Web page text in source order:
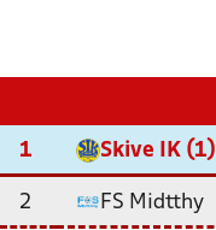
1 Skive IK (1)
2 FS Midtthy